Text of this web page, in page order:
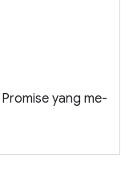
yang me-